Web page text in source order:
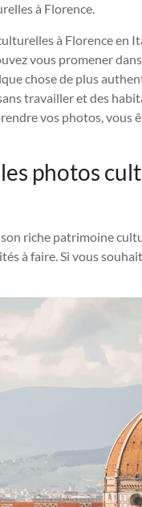
à Florence.
à Florence en
vous promener
chose de plus
travailler et des
vos photos, vous
photos
riche patrimoine
à faire. Si vous